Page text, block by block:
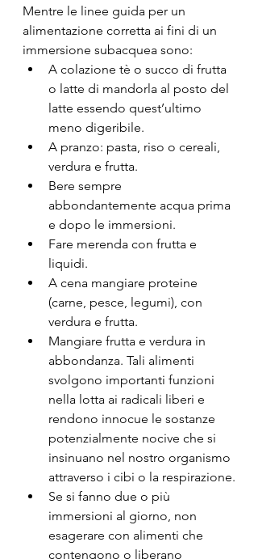
Mentre le linee guida per un
alimentazione corretta ai fini di un
immersione subacquea sono:
A colazione tè o succo di frutta
o latte di mandorla al posto del
latte essendo quest’ultimo
meno digeribile.
A pranzo: pasta, riso o cereali,
verdura e frutta.
Bere sempre
abbondantemente acqua prima
e dopo le immersioni.
Fare merenda con frutta e
liquidi.
A cena mangiare proteine
(carne, pesce, legumi), con
verdura e frutta.
Mangiare frutta e verdura in
abbondanza. Tali alimenti
svolgono importanti funzioni
nella lotta ai radicali liberi e
rendono innocue le sostanze
potenzialmente nocive che si
insinuano nel nostro organismo
attraverso i cibi o la respirazione.
Se si fanno due o più
immersioni al giorno, non
esagerare con alimenti che
contengono o liberano